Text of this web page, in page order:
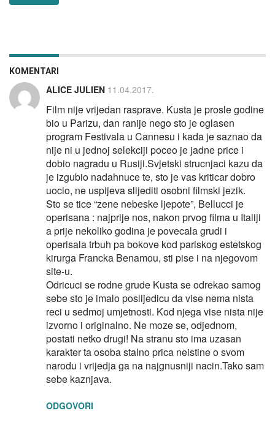
KOMENTARI
ALICE JULIEN 11.04.2017.
Film nije vrijedan rasprave. Kusta je prosle godine
bio u Parizu, dan ranije nego sto je oglasen
program Festivala u Cannesu i kada je saznao da
nije ni u jednoj selekciji poceo je jadne price i
dobio nagradu u Rusiji.Svjetski strucnjaci kazu da
je izgubio nadahnuce te, sto je vas kriticar dobro
uocio, ne uspijeva slijediti osobni filmski jezik.
Sto se tice “zene nebeske ljepote”, Bellucci je
operisana : najprije nos, nakon prvog filma u Italiji
a prije nekoliko godina je povecala grudi i
operisala trbuh pa bokove kod pariskog estetskog
kirurga Francka Benamou, sti pise i na njegovom
site-u.
Odricuci se rodne grude Kusta se odrekao samog
sebe sto je imalo poslijedicu da vise nema nista
reci u sedmoj umjetnosti. Kod njega vise nista nije
izvorno i originalno. Ne moze se, odjednom,
postati netko drugi! Na stranu sto ima uzasan
karakter ta osoba stalno prica neistine o svom
narodu i vrijedja ga na najgnusniji nacin.Tako sam
sebe kaznjava.
ODGOVORI